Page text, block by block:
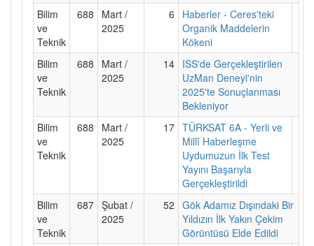
Bilim
ve
Teknik
688
Mart /
2025
6
Haberler - Ceres'teki
Organik Maddelerin
Kökeni
Bilim
ve
Teknik
688
Mart /
2025
14 ISS'de Gerçekleştirilen
UzMan Deneyi'nin
2025'te Sonuçlanması
Bekleniyor
Bilim
ve
Teknik
688
Mart /
2025
17 TÜRKSAT 6A - Yerli ve
Millî Haberleşme
Uydumuzun İlk Test
Yayını Başarıyla
Gerçekleştirildi
Bilim
ve
Teknik
687 Şubat /
2025
52 Gök Adamız Dışındaki Bir
Yıldızın İlk Yakın Çekim
Görüntüsü Elde Edildi